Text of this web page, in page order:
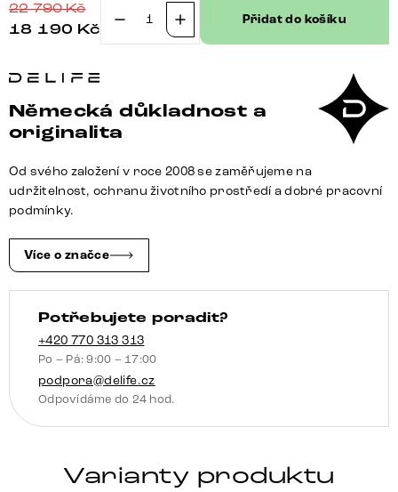
22 790Kč
18 190 Kč
Konzolový
tvar
180×40
cm
keramika
bílá
zlatá
šedá
kov
Titanová
barva
množství
Přidat do košíku
Německá důkladnost a
originalita
Od svého založení v roce 2008 se zaměřujeme na
udržitelnost, ochranu životního prostředí a dobré pracovní
podmínky.
Více o značce
Potřebujete poradit?
+420 770 313 313
Po – Pá: 9:00 – 17:00
podpora@delife.cz
Odpovídáme do 24 hod.
Varianty produktu